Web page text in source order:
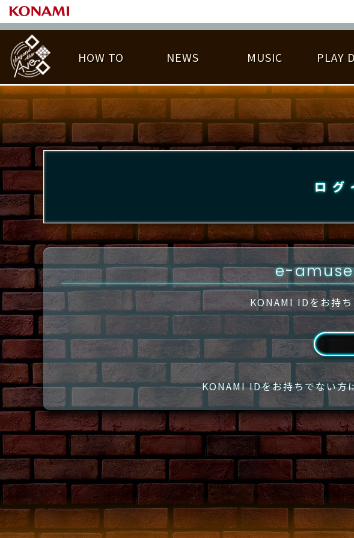
HOW TO
基
NEWS MUSIC
遊べ
PLAY
PLAY DATA TOP EMBLEM
称号 プレー履歴
ライバル一覧 逆ライバル一覧
大会参加 大
LICENSE HIT CHART ORIGINAL HIT
ログ
e-
KONAMI IDをお持ち
KONAMI IDをお持ちでない方